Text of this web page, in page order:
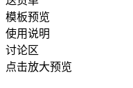
模板预览
使用说明
讨论区
点击放大预览